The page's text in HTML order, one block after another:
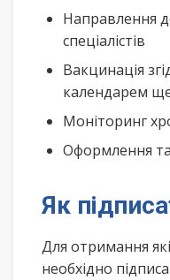
Направлення
спеціалістів
Вакцинація
календарем
Моніторинг
Оформлення та
Як
Для отримання
необхідно